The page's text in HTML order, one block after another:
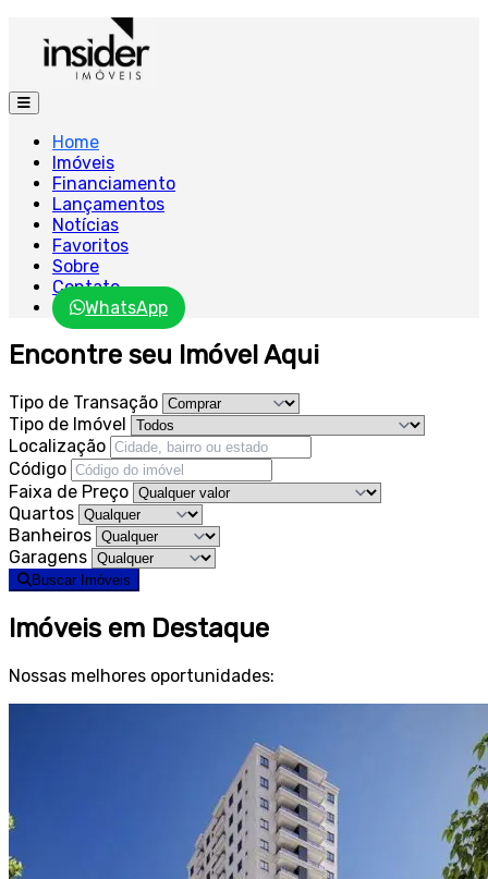
Home
Imóveis
Financiamento
Lançamentos
Notícias
Favoritos
Sobre
Contato
WhatsApp
Encontre seu Imóvel Aqui
Tipo de Transação
Tipo de Imóvel
Localização
Código
Faixa de Preço
Quartos
Banheiros
Garagens
Buscar Imóveis
Imóveis em Destaque
Nossas melhores oportunidades: